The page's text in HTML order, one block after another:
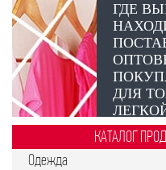
ГДЕ
ДЛЯ
Век онлайн-
КАТАЛОГ
Одежда